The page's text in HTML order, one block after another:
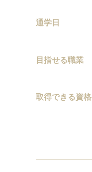
通学日
目指せる職業
取得できる資格